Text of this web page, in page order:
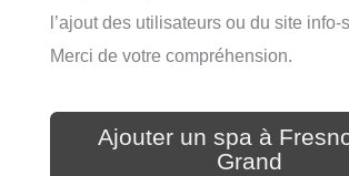
l’ajout des utilisateurs ou du site info-
Merci de votre compréhension.
Ajouter un spa à
Grand